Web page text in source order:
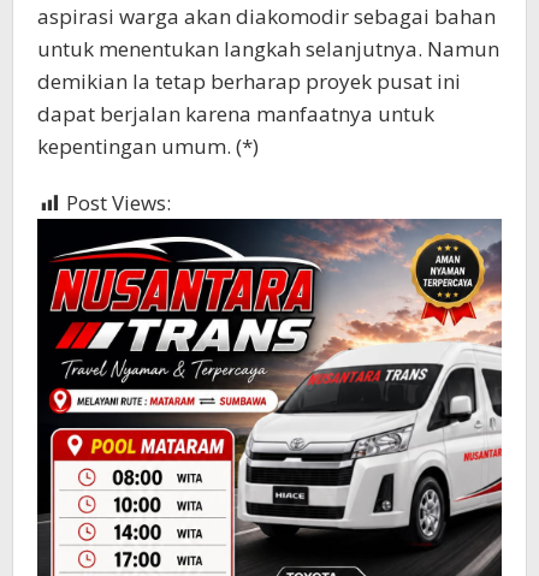
aspirasi warga akan diakomodir sebagai bahan
untuk menentukan langkah selanjutnya. Namun
demikian Ia tetap berharap proyek pusat ini
dapat berjalan karena manfaatnya untuk
kepentingan umum. (*)
Post Views: